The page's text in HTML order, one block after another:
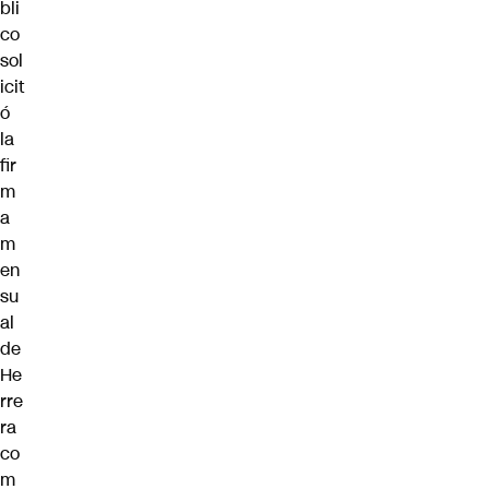
bli
co
sol
icit
ó
la
fir
m
a
m
en
su
al
de
He
rre
ra
co
m